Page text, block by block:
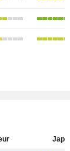
Japon